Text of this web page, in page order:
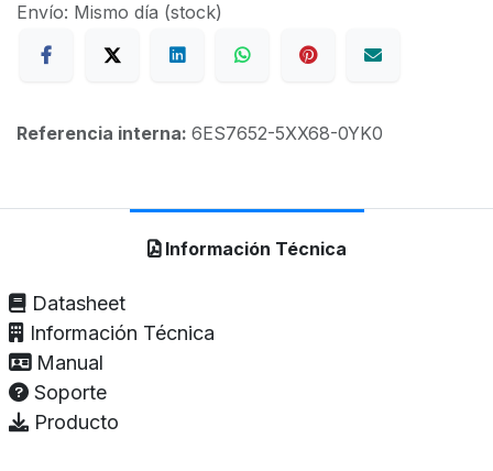
Envío: Mismo día (stock)
Referencia interna: 6ES7652-5XX68-0YK0
Información Técnica
Datasheet
Información Técnica
Manual
Soporte
Producto